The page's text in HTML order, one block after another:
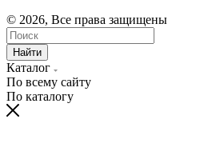
© 2026, Все права защищены
Найти
Каталог
По всему сайту
По каталогу